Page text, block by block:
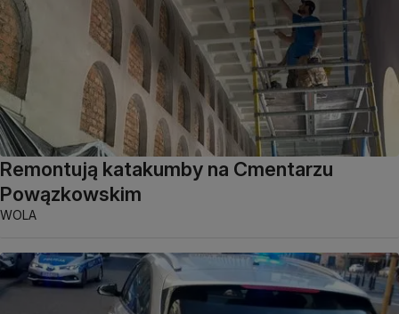
Remontują katakumby na Cmentarzu
Powązkowskim
WOLA